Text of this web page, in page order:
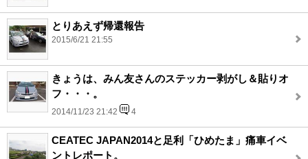
とりあえず帰還報告
2015/6/21 21:55
きょうは、みん友さんのステッカー剥がし＆貼りオ
フ・・・。
2014/11/23 21:42 4
CEATEC JAPAN2014と足利「ひめたま」痛車イベ
ントレポート。